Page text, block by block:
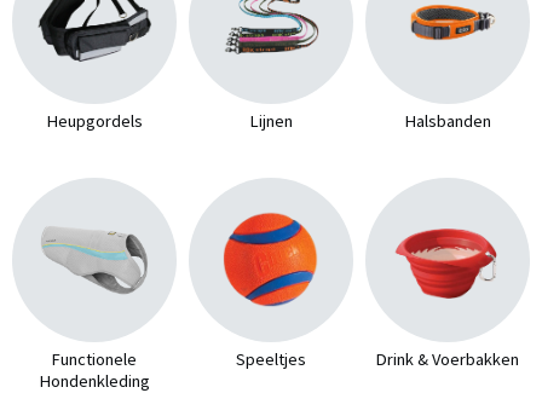
Heupgordels Lijnen Halsbanden
Functionele
Hondenkleding
Speeltjes Drink & Voerbakken